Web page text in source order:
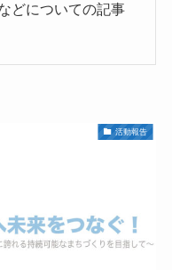
どについての記事
活動報告